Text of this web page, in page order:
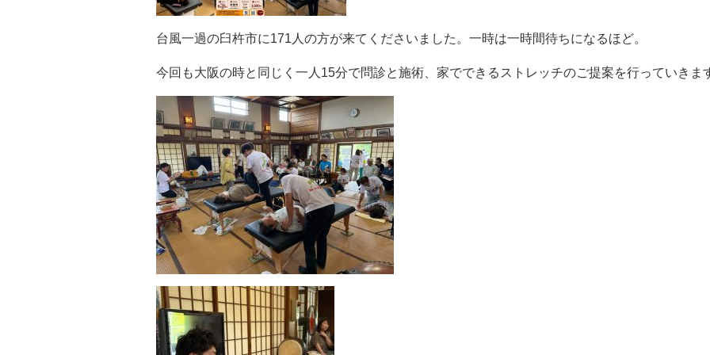
台風一過の臼杵市に171人の方が来てくださいました。一時は一時間待ちになるほど。
今回も大阪の時と同じく一人15分で問診と施術、家でできるストレッチのご提案を行っていきま